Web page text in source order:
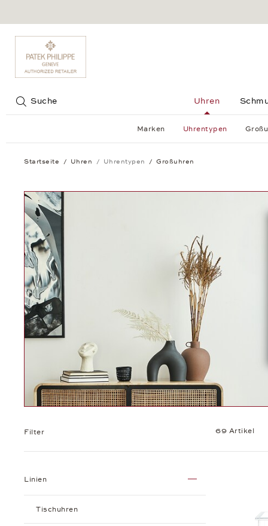
Suche Uhren
Marken Uhrentypen
Startseite Uhren Uhrentypen Großuhren
Filter 69 Artikel
Linien
Tischuhren